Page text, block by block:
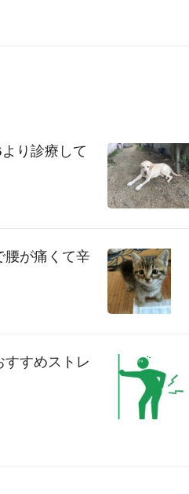
り診療して
腰が痛くて辛
すめストレ